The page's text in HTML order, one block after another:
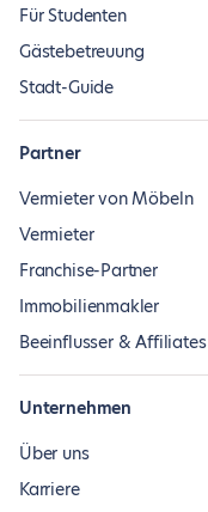
Für Studenten
Gästebetreuung
Stadt-Guide
Partner
Vermieter von Möbeln
Vermieter
Franchise-Partner
Immobilienmakler
Beeinflusser & Affiliates
Unternehmen
Über uns
Karriere